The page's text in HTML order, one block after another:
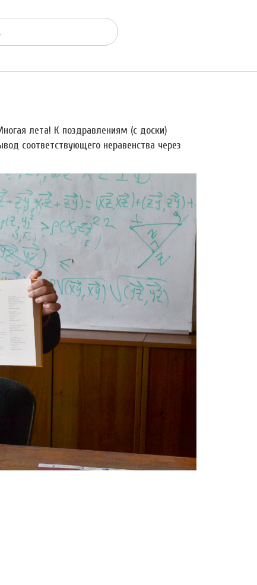
лета! К поздравлениям (с доски)
соответствующего неравенства через